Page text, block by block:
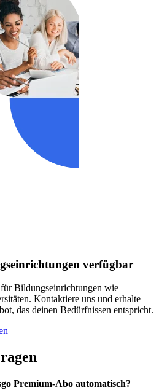
verfügbar
Bildungseinrichtungen wie
Kontaktiere uns und erhalte
das deinen Bedürfnissen entspricht.
Premium-Abo automatisch?